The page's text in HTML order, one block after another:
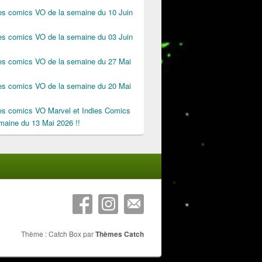
comics VO de la semaine du 10 Juin
comics VO de la semaine du 03 Juin
comics VO de la semaine du 27 Mai
comics VO de la semaine du 20 Mai
comics VO Marvel et Indies Comics
du 13 Mai 2026 !!
Thème : Catch Box parThèmes Catch